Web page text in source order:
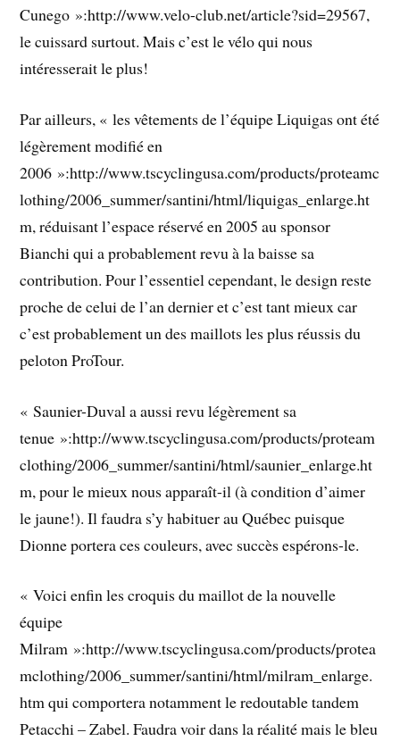
Cunego »:http://www.velo-club.net/article?sid=29567,
le cuissard surtout. Mais c’est le vélo qui nous
intéresserait le plus!
Par ailleurs, « les vêtements de l’équipe Liquigas ont été
légèrement modifié en
2006 »:http://www.tscyclingusa.com/products/proteamc
lothing/2006_summer/santini/html/liquigas_enlarge.ht
m, réduisant l’espace réservé en 2005 au sponsor
Bianchi qui a probablement revu à la baisse sa
contribution. Pour l’essentiel cependant, le design reste
proche de celui de l’an dernier et c’est tant mieux car
c’est probablement un des maillots les plus réussis du
peloton ProTour.
« Saunier-Duval a aussi revu légèrement sa
tenue »:http://www.tscyclingusa.com/products/proteam
clothing/2006_summer/santini/html/saunier_enlarge.ht
m, pour le mieux nous apparaît-il (à condition d’aimer
le jaune!). Il faudra s’y habituer au Québec puisque
Dionne portera ces couleurs, avec succès espérons-le.
« Voici enfin les croquis du maillot de la nouvelle
équipe
Milram »:http://www.tscyclingusa.com/products/protea
mclothing/2006_summer/santini/html/milram_enlarge.
htm qui comportera notamment le redoutable tandem
Petacchi – Zabel. Faudra voir dans la réalité mais le bleu